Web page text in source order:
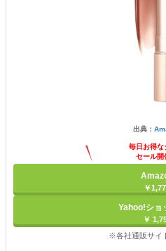
出典：
毎日お得な
セール開
￥
Yahoo!ショ
￥
※各社通販サイ